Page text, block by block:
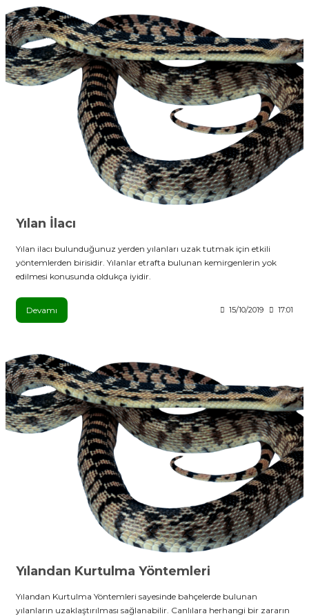
Yılan İlacı
Yılan ilacı bulunduğunuz yerden yılanları uzak tutmak için etkili
yöntemlerden birisidir. Yılanlar etrafta bulunan kemirgenlerin yok
edilmesi konusunda oldukça iyidir.
Devamı 15/10/2019 17:01
Yılandan Kurtulma Yöntemleri
Yılandan Kurtulma Yöntemleri sayesinde bahçelerde bulunan
yılanların uzaklaştırılması sağlanabilir. Canlılara herhangi bir zararın